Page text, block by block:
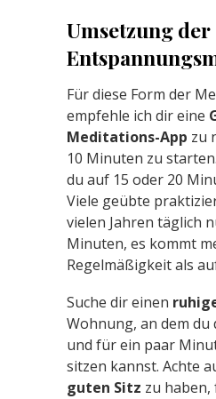
Umsetzung der
Für diese Form der
empfehle ich dir eine
Meditations-App zu
10 Minuten zu
du auf 15 oder 20
Viele geübte
vielen Jahren täglich
Minuten, es kommt
Regelmäßigkeit als
Suche dir einen
Wohnung, an dem
und für ein paar
sitzen kannst. Achte
guten Sitz zu haben,